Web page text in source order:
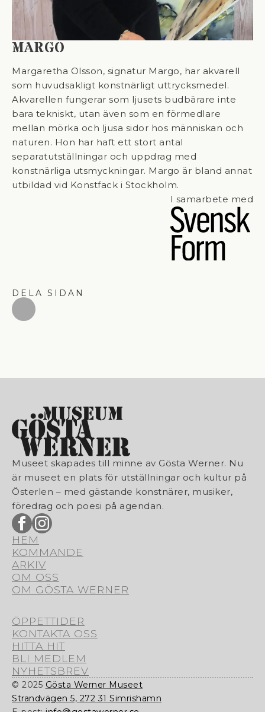
MARGO
Margaretha Olsson, signatur Margo, har akvarell
som huvudsakligt konstnärligt uttrycksmedel.
Akvarellen fungerar som ljusets budbärare inte
bara tekniskt, utan även som en förmedlare
mellan mörka och ljusa sidor hos människan och
naturen. Hon har haft ett stort antal
separatutställningar och uppdrag med
konstnärliga utsmyckningar. Margo är bland annat
utbildad vid Konstfack i Stockholm.
I samarbete med
DELA SIDAN
Museet skapades till minne av Gösta Werner. Nu
är museet en plats för utställningar och kultur på
Österlen – med gästande konstnärer, musiker,
föredrag och poesi på agendan.
HEM
KOMMANDE
ARKIV
OM OSS
OM GÖSTA WERNER
ÖPPETTIDER
KONTAKTA OSS
HITTA HIT
BLI MEDLEM
NYHETSBREV
© 2025 Gösta Werner Museet
Strandvägen 5, 272 31 Simrishamn